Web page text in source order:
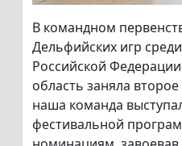
В командном
Дельфийских игр
Российской
область заняла
наша команда
фестивальной